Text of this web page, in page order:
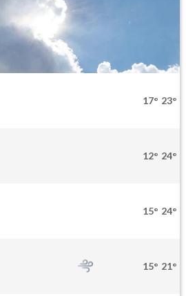
17° 23°
12° 24°
15° 24°
15° 21°